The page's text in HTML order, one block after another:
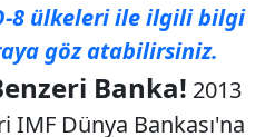
8 ülkeleri ile ilgili bilgi
göz atabilirsiniz.
Banka! 2013
IMF Dünya Bankası'na